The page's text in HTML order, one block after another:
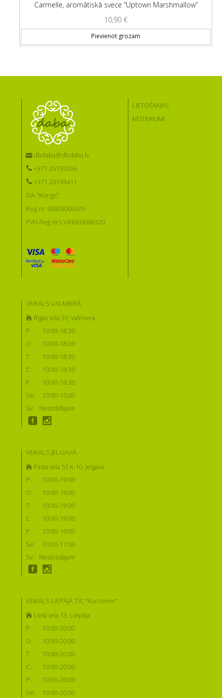
Carmelle, aromātiskā svece “Uptown Marshmallow”
10,90 €
Pievienot grozam
dbdaba@dbdaba.lv
+371 26739266
+371 26136411
SIA "Kongs"
Reģ.nr 43603006320
PVN Reģ.nr LV43603006320
LIETOŠANAS
NOTEIKUMI
VEIKALS VALMIERĀ:
Rīgas iela 30, Valmiera
P:
10:00-18:30
O:
10:00-18:30
T:
10:00-18:30
C:
10:00-18:30
P:
10:00-18:30
Se:
10:00-15:00
Sv:
Nestrādājam
VEIKALS JELGAVĀ:
Pasta iela 51 K-10, Jelgava
P:
10:00-19:00
O:
10:00-19:00
T:
10:00-19:00
C:
10:00-19:00
P:
10:00-19:00
Se:
10:00-17:00
Sv:
Nestrādājam
VEIKALS LIEPĀJĀ T/C "Kurzeme":
Lielā iela 13, Liepāja
P:
10:00-20:00
O:
10:00-20:00
T:
10:00-20:00
C:
10:00-20:00
P:
10:00-20:00
Se:
10:00-20:00